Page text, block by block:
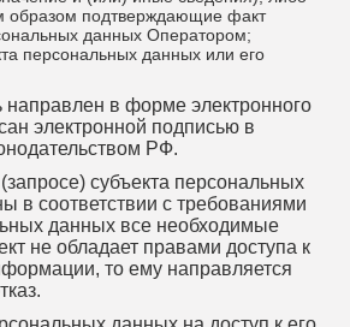
образом подтверждающие факт
данных Оператором;
персональных данных или его
в форме электронного
электронной подписью в
РФ.
субъекта персональных
в соответствии с требованиями
данных все необходимые
не обладает правами доступа к
то ему направляется